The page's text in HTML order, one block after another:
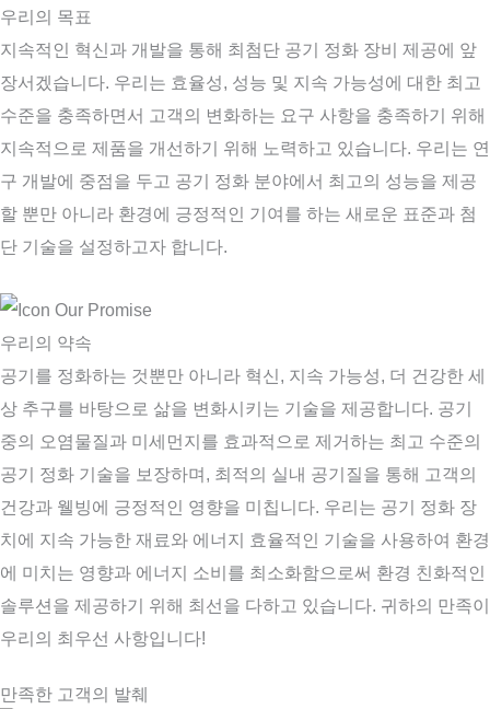
우리의 목표
지속적인 혁신과 개발을 통해 최첨단 공기 정화 장비 제공에 앞
장서겠습니다. 우리는 효율성, 성능 및 지속 가능성에 대한 최고
수준을 충족하면서 고객의 변화하는 요구 사항을 충족하기 위해
지속적으로 제품을 개선하기 위해 노력하고 있습니다. 우리는 연
구 개발에 중점을 두고 공기 정화 분야에서 최고의 성능을 제공
할 뿐만 아니라 환경에 긍정적인 기여를 하는 새로운 표준과 첨
단 기술을 설정하고자 합니다.
우리의 약속
공기를 정화하는 것뿐만 아니라 혁신, 지속 가능성, 더 건강한 세
상 추구를 바탕으로 삶을 변화시키는 기술을 제공합니다. 공기
중의 오염물질과 미세먼지를 효과적으로 제거하는 최고 수준의
공기 정화 기술을 보장하며, 최적의 실내 공기질을 통해 고객의
건강과 웰빙에 긍정적인 영향을 미칩니다. 우리는 공기 정화 장
치에 지속 가능한 재료와 에너지 효율적인 기술을 사용하여 환경
에 미치는 영향과 에너지 소비를 최소화함으로써 환경 친화적인
솔루션을 제공하기 위해 최선을 다하고 있습니다. 귀하의 만족이
우리의 최우선 사항입니다!
만족한 고객의 발췌